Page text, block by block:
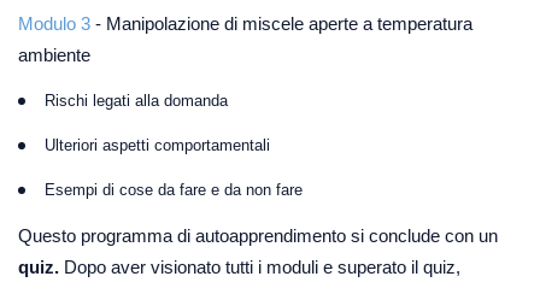
Modulo 3 - Manipolazione di miscele aperte a temperatura
ambiente
Rischi legati alla domanda
Ulteriori aspetti comportamentali
Esempi di cose da fare e da non fare
Questo programma di autoapprendimento si conclude con un
quiz. Dopo aver visionato tutti i moduli e superato il quiz,